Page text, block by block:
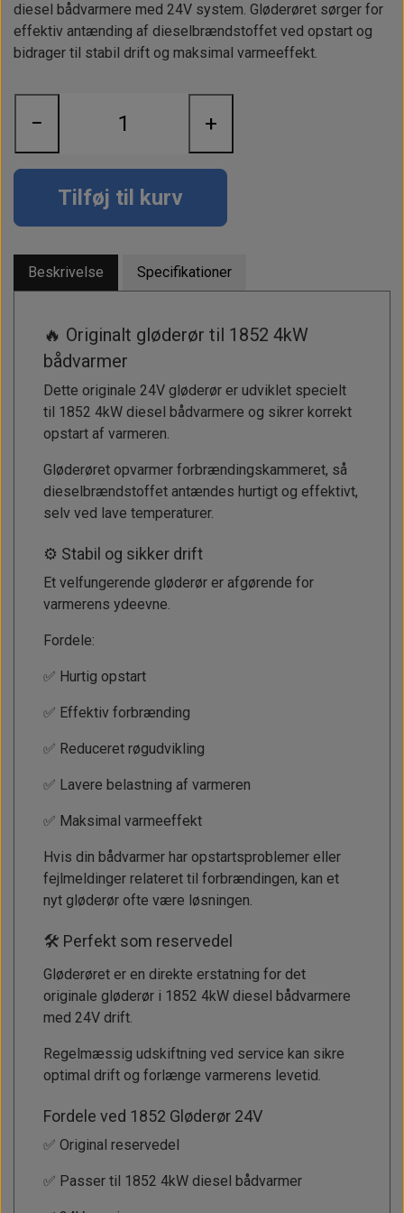
Busbars
Landstrømskabler
Sikringer
Værktøj
Tilbehør
Motorbeslag
Brændstoftank
instrumenter
Additive
Epoxy
Børster & Svampe m.m.
El-artikler
Tøj
Diverse
Tovværk & fortøjning
Solceller
Outlet
Udlejning af bådudstyr
Hvem er vi
Fordele hos Shop12volt
Kontakt
Forhandler login
diesel bådvarmere med 24V system. Gløderøret sørger for
effektiv antænding af dieselbrændstoffet ved opstart og
bidrager til stabil drift og maksimal varmeeffekt.
− +
Tilføj til kurv
Beskrivelse Specifikationer
🔥 Originalt gløderør til 1852 4kW
bådvarmer
Dette originale 24V gløderør er udviklet specielt
til 1852 4kW diesel bådvarmere og sikrer korrekt
opstart af varmeren.
Gløderøret opvarmer forbrændingskammeret, så
dieselbrændstoffet antændes hurtigt og effektivt,
selv ved lave temperaturer.
⚙️ Stabil og sikker drift
Et velfungerende gløderør er afgørende for
varmerens ydeevne.
Fordele:
✅ Hurtig opstart
✅ Effektiv forbrænding
✅ Reduceret røgudvikling
✅ Lavere belastning af varmeren
✅ Maksimal varmeeffekt
Hvis din bådvarmer har opstartsproblemer eller
fejlmeldinger relateret til forbrændingen, kan et
nyt gløderør ofte være løsningen.
🛠 Perfekt som reservedel
Gløderøret er en direkte erstatning for det
originale gløderør i 1852 4kW diesel bådvarmere
med 24V drift.
Regelmæssig udskiftning ved service kan sikre
optimal drift og forlænge varmerens levetid.
Fordele ved 1852 Gløderør 24V
✅ Original reservedel
✅ Passer til 1852 4kW diesel bådvarmer